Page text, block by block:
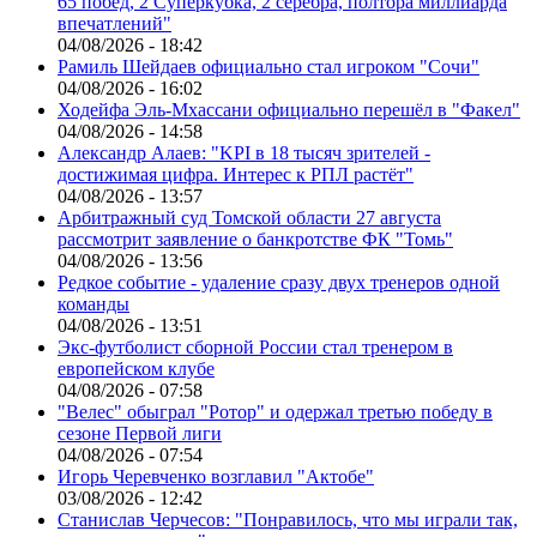
впечатлений"
04/08/2026 - 18:42
Рамиль Шейдаев официально стал игроком "Сочи"
04/08/2026 - 16:02
Ходейфа Эль-Мхассани официально перешёл в "Факел"
04/08/2026 - 14:58
Александр Алаев: "KPI в 18 тысяч зрителей -
достижимая цифра. Интерес к РПЛ растёт"
04/08/2026 - 13:57
Арбитражный суд Томской области 27 августа
рассмотрит заявление о банкротстве ФК "Томь"
04/08/2026 - 13:56
Редкое событие - удаление сразу двух тренеров одной
команды
04/08/2026 - 13:51
Экс-футболист сборной России стал тренером в
европейском клубе
04/08/2026 - 07:58
"Велес" обыграл "Ротор" и одержал третью победу в
сезоне Первой лиги
04/08/2026 - 07:54
Игорь Черевченко возглавил "Актобе"
03/08/2026 - 12:42
Станислав Черчесов: "Понравилось, что мы играли так,